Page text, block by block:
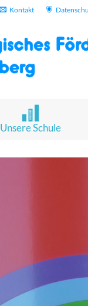
Kontakt
Unsere Schule